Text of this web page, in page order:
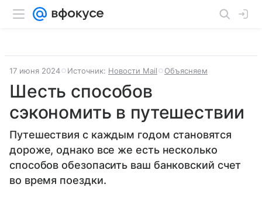
17 июня 2024 Источник: Новости Mail Объясняем
Шесть способов
сэкономить в путешествии
Путешествия с каждым годом становятся
дороже, однако все же есть несколько
способов обезопасить ваш банковский счет
во время поездки.